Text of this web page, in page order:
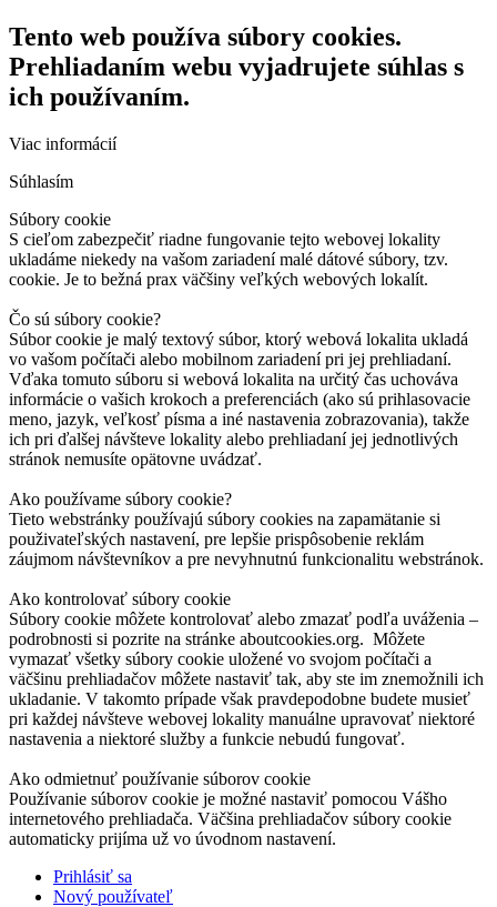
Tento web používa súbory cookies.
Prehliadaním webu vyjadrujete súhlas s
ich používaním.
Viac informácií
Súhlasím
Súbory cookie
S cieľom zabezpečiť riadne fungovanie tejto webovej lokality
ukladáme niekedy na vašom zariadení malé dátové súbory, tzv.
cookie. Je to bežná prax väčšiny veľkých webových lokalít.
Čo sú súbory cookie?
Súbor cookie je malý textový súbor, ktorý webová lokalita ukladá
vo vašom počítači alebo mobilnom zariadení pri jej prehliadaní.
Vďaka tomuto súboru si webová lokalita na určitý čas uchováva
informácie o vašich krokoch a preferenciách (ako sú prihlasovacie
meno, jazyk, veľkosť písma a iné nastavenia zobrazovania), takže
ich pri ďalšej návšteve lokality alebo prehliadaní jej jednotlivých
stránok nemusíte opätovne uvádzať.
Ako používame súbory cookie?
Tieto webstránky používajú súbory cookies na zapamätanie si
použivateľských nastavení, pre lepšie prispôsobenie reklám
záujmom návštevníkov a pre nevyhnutnú funkcionalitu webstránok.
Ako kontrolovať súbory cookie
Súbory cookie môžete kontrolovať alebo zmazať podľa uváženia –
podrobnosti si pozrite na stránke aboutcookies.org. Môžete
vymazať všetky súbory cookie uložené vo svojom počítači a
väčšinu prehliadačov môžete nastaviť tak, aby ste im znemožnili ich
ukladanie. V takomto prípade však pravdepodobne budete musieť
pri každej návšteve webovej lokality manuálne upravovať niektoré
nastavenia a niektoré služby a funkcie nebudú fungovať.
Ako odmietnuť používanie súborov cookie
Používanie súborov cookie je možné nastaviť pomocou Vášho
internetového prehliadača. Väčšina prehliadačov súbory cookie
automaticky prijíma už vo úvodnom nastavení.
Prihlásiť sa
Nový používateľ